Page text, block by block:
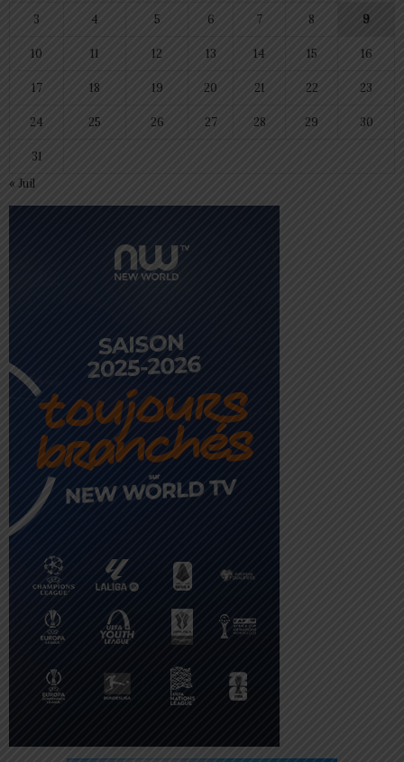
3 4 5 6 7 8 9
10 11 12 13 14 15 16
17 18 19 20 21 22 23
24 25 26 27 28 29 30
31
« Juil